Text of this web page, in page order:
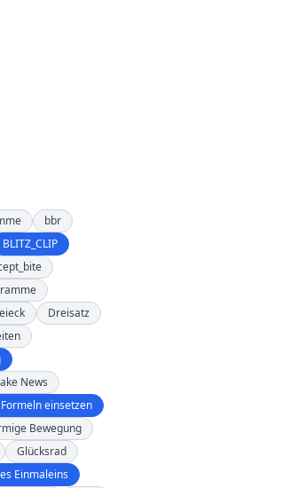
bbr
BLITZ_CLIP
Dreisatz
News
Formeln einsetzen
Bewegung
Glücksrad
Einmaleins